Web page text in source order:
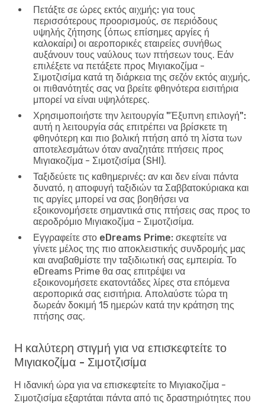
Πετάξτε σε ώρες εκτός αιχμής: για τους
περισσότερους προορισμούς, σε περιόδους
υψηλής ζήτησης (όπως επίσημες αργίες ή
καλοκαίρι) οι αεροπορικές εταιρείες συνήθως
αυξάνουν τους ναύλους των πτήσεων τους. Εάν
επιλέξετε να πετάξετε προς Μιγιακοζίμα -
Σιμοτζισίμα κατά τη διάρκεια της σεζόν εκτός αιχμής,
οι πιθανότητές σας να βρείτε φθηνότερα εισιτήρια
μπορεί να είναι υψηλότερες.
Χρησιμοποιήστε την λειτουργία "Έξυπνη επιλογή":
αυτή η λειτουργία σάς επιτρέπει να βρίσκετε τη
φθηνότερη και πιο βολική πτήση από τη λίστα των
αποτελεσμάτων όταν αναζητάτε πτήσεις προς
Μιγιακοζίμα - Σιμοτζισίμα (SHI).
Ταξιδεύετε τις καθημερινές: αν και δεν είναι πάντα
δυνατό, η αποφυγή ταξιδιών τα Σαββατοκύριακα και
τις αργίες μπορεί να σας βοηθήσει να
εξοικονομήσετε σημαντικά στις πτήσεις σας προς το
αεροδρόμιο Μιγιακοζίμα - Σιμοτζισίμα.
Εγγραφείτε στο eDreams Prime: σκεφτείτε να
γίνετε μέλος της πιο αποκλειστικής συνδρομής μας
και αναβαθμίστε την ταξιδιωτική σας εμπειρία. Το
eDreams Prime θα σας επιτρέψει να
εξοικονομήσετε εκατοντάδες λίρες στα επόμενα
αεροπορικά σας εισιτήρια. Απολαύστε τώρα τη
δωρεάν δοκιμή 15 ημερών κατά την κράτηση της
πτήσης σας.
Η καλύτερη στιγμή για να επισκεφτείτε το
Μιγιακοζίμα - Σιμοτζισίμα
Η ιδανική ώρα για να επισκεφτείτε το Μιγιακοζίμα -
Σιμοτζισίμα εξαρτάται πάντα από τις δραστηριότητες που